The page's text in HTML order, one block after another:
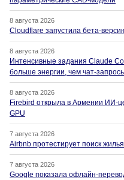
8 августа 2026
Cloudflare запустила бета-
8 августа 2026
Интенсивные задания Claude
больше энергии, чем чат-
8 августа 2026
Firebird открыла в Армении ИИ-
GPU
7 августа 2026
Airbnb протестирует поиск
7 августа 2026
Google показала офлайн-